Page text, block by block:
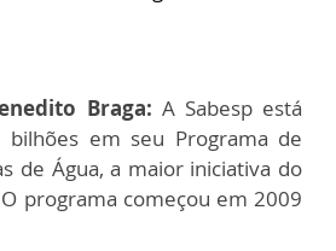
Braga: A Sabesp está
bilhões em seu Programa de
de Água, a maior iniciativa do
programa começou em 2009